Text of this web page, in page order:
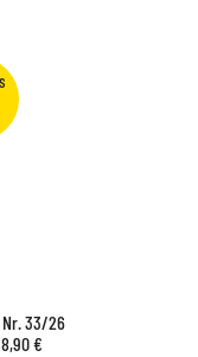
Nr. 33/26
8,90 €